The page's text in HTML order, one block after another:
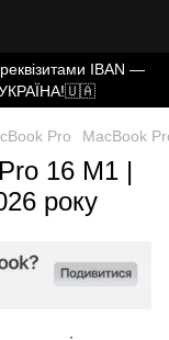
IBAN —
Pro MacBook
16 М1 |
року